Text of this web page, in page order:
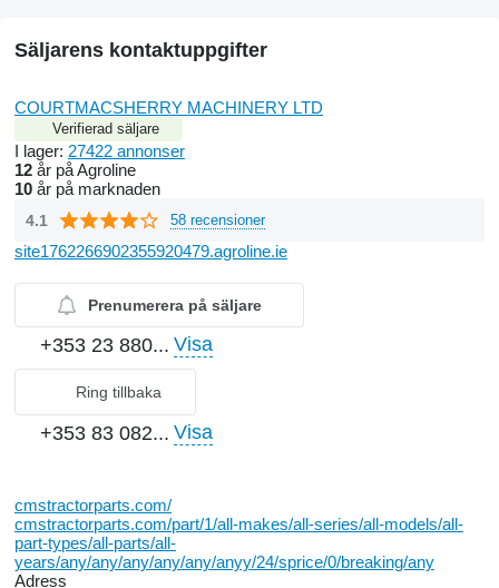
Säljarens kontaktuppgifter
COURTMACSHERRY MACHINERY LTD
Verifierad säljare
I lager: 27422 annonser
12 år på Agroline
10 år på marknaden
4.1 58 recensioner
site1762266902355920479.agroline.ie
Prenumerera på säljare
+353 23 880... Visa
Ring tillbaka
+353 83 082... Visa
cmstractorparts.com/
cmstractorparts.com/part/1/all-makes/all-series/all-models/all-
part-types/all-parts/all-
years/any/any/any/any/any/anyy/24/sprice/0/breaking/any
Adress